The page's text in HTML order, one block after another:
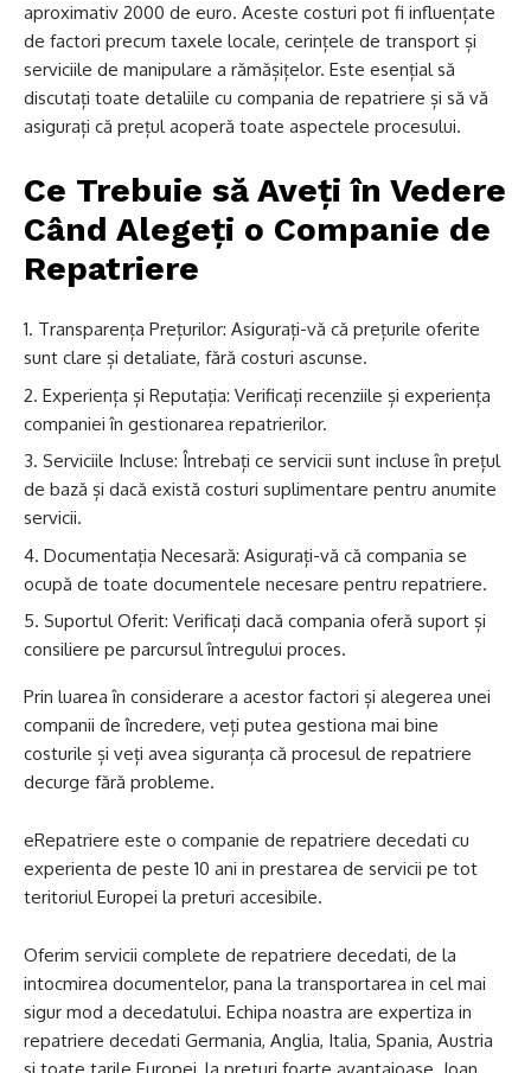
aproximativ 2000 de euro. Aceste costuri pot fi influențate
de factori precum taxele locale, cerințele de transport și
serviciile de manipulare a rămășițelor. Este esențial să
discutați toate detaliile cu compania de repatriere și să vă
asigurați că prețul acoperă toate aspectele procesului.
Ce Trebuie să Aveți în Vedere
Când Alegeți o Companie de
Repatriere
Transparența Prețurilor: Asigurați-vă că prețurile oferite
sunt clare și detaliate, fără costuri ascunse.
Experiența și Reputația: Verificați recenziile și experiența
companiei în gestionarea repatrierilor.
Serviciile Incluse: Întrebați ce servicii sunt incluse în prețul
de bază și dacă există costuri suplimentare pentru anumite
servicii.
Documentația Necesară: Asigurați-vă că compania se
ocupă de toate documentele necesare pentru repatriere.
Suportul Oferit: Verificați dacă compania oferă suport și
consiliere pe parcursul întregului proces.
Prin luarea în considerare a acestor factori și alegerea unei
companii de încredere, veți putea gestiona mai bine
costurile și veți avea siguranța că procesul de repatriere
decurge fără probleme.
eRepatriere este o companie de repatriere decedati cu
experienta de peste 10 ani in prestarea de servicii pe tot
teritoriul Europei la preturi accesibile.
Oferim servicii complete de repatriere decedati, de la
intocmirea documentelor, pana la transportarea in cel mai
sigur mod a decedatului. Echipa noastra are expertiza in
repatriere decedati Germania, Anglia, Italia, Spania, Austria